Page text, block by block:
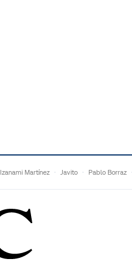
Izanami Martínez Javito Pablo Borraz